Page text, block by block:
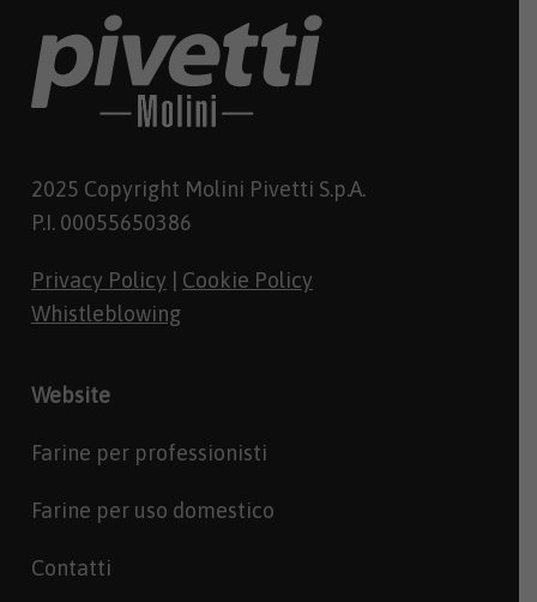
2025 Copyright Molini Pivetti S.p.A.
P.I. 00055650386
Privacy Policy
Cookie Policy
Whistleblowing
Website
Farine per professionisti
Farine per uso domestico
Contatti